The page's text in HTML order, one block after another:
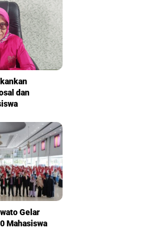
dan
Gelar
Mahasiswa